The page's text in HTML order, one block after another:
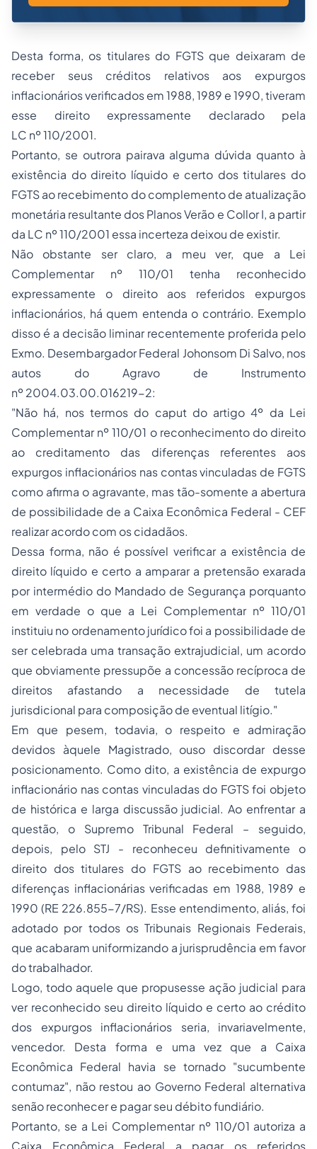
Desta forma, os titulares do FGTS que deixaram de
receber seus créditos relativos aos expurgos
inflacionários verificados em 1988, 1989 e 1990, tiveram
esse direito expressamente declarado pela
LC nº 110/2001.
Portanto, se outrora pairava alguma dúvida quanto à
existência do direito líquido e certo dos titulares do
FGTS ao recebimento do complemento de atualização
monetária resultante dos Planos Verão e Collor I, a partir
da LC nº 110/2001 essa incerteza deixou de existir.
Não obstante ser claro, a meu ver, que a Lei
Complementar nº 110/01 tenha reconhecido
expressamente o direito aos referidos expurgos
inflacionários, há quem entenda o contrário. Exemplo
disso é a decisão liminar recentemente proferida pelo
Exmo. Desembargador Federal Johonsom Di Salvo, nos
autos do Agravo de Instrumento
nº 2004.03.00.016219-2:
"Não há, nos termos do caput do artigo 4º da Lei
Complementar nº 110/01 o reconhecimento do direito
ao creditamento das diferenças referentes aos
expurgos inflacionários nas contas vinculadas de FGTS
como afirma o agravante, mas tão-somente a abertura
de possibilidade de a Caixa Econômica Federal - CEF
realizar acordo com os cidadãos.
Dessa forma, não é possível verificar a existência de
direito líquido e certo a amparar a pretensão exarada
por intermédio do Mandado de Segurança porquanto
em verdade o que a Lei Complementar nº 110/01
instituiu no ordenamento jurídico foi a possibilidade de
ser celebrada uma transação extrajudicial, um acordo
que obviamente pressupõe a concessão recíproca de
direitos afastando a necessidade de tutela
jurisdicional para composição de eventual litígio."
Em que pesem, todavia, o respeito e admiração
devidos àquele Magistrado, ouso discordar desse
posicionamento. Como dito, a existência de expurgo
inflacionário nas contas vinculadas do FGTS foi objeto
de histórica e larga discussão judicial. Ao enfrentar a
questão, o Supremo Tribunal Federal – seguido,
depois, pelo STJ - reconheceu definitivamente o
direito dos titulares do FGTS ao recebimento das
diferenças inflacionárias verificadas em 1988, 1989 e
1990 (RE 226.855-7/RS). Esse entendimento, aliás, foi
adotado por todos os Tribunais Regionais Federais,
que acabaram uniformizando a jurisprudência em favor
do trabalhador.
Logo, todo aquele que propusesse ação judicial para
ver reconhecido seu direito líquido e certo ao crédito
dos expurgos inflacionários seria, invariavelmente,
vencedor. Desta forma e uma vez que a Caixa
Econômica Federal havia se tornado "sucumbente
contumaz", não restou ao Governo Federal alternativa
senão reconhecer e pagar seu débito fundiário.
Portanto, se a Lei Complementar nº 110/01 autoriza a
Caixa Econômica Federal a pagar os referidos